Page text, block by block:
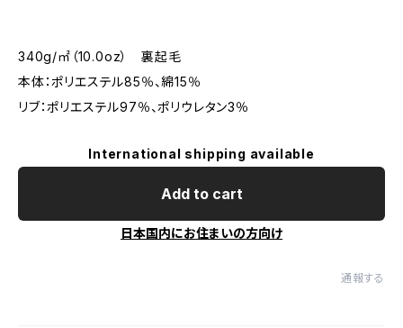
340g/㎡（10.0oz） 裏起毛
本体：ポリエステル85％、綿15％
リブ：ポリエステル97％、ポリウレタン3％
International shipping available
Add to cart
日本国内にお住まいの方向け
通報する